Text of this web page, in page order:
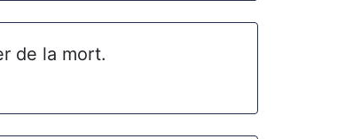
de la mort.